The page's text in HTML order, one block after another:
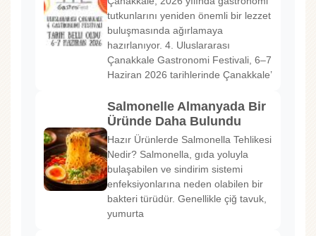
tutkunlarını yeniden önemli bir lezzet
buluşmasında ağırlamaya
hazırlanıyor. 4. Uluslararası
Çanakkale Gastronomi Festivali, 6–7
Haziran 2026 tarihlerinde Çanakkale’
Salmonelle Almanyada Bir
Üründe Daha Bulundu
Hazır Ürünlerde Salmonella Tehlikesi
Nedir? Salmonella, gıda yoluyla
bulaşabilen ve sindirim sistemi
enfeksiyonlarına neden olabilen bir
bakteri türüdür. Genellikle çiğ tavuk,
yumurta